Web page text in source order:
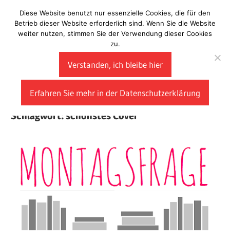
Inhalt
springen
Laberladen
Schlagwort:schönstes Cover
Diese Website benutzt nur essenzielle Cookies, die für den
Betrieb dieser Website erforderlich sind. Wenn Sie die Website
weiter nutzen, stimmen Sie der Verwendung dieser Cookies
zu.
Verstanden, ich bleibe hier
Erfahren Sie mehr in der Datenschutzerklärung